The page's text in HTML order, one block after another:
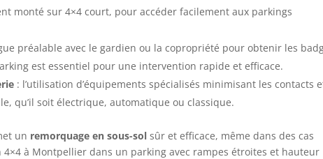
monté sur 4×4 court, pour accéder facilement aux parkings
préalable avec le gardien ou la copropriété pour obtenir les
est essentiel pour une intervention rapide et efficace.
: l’utilisation d’équipements spécialisés minimisant les contacts
qu’il soit électrique, automatique ou classique.
un remorquage en sous-sol sûr et efficace, même dans des cas
4×4 à Montpellier dans un parking avec rampes étroites et hauteur